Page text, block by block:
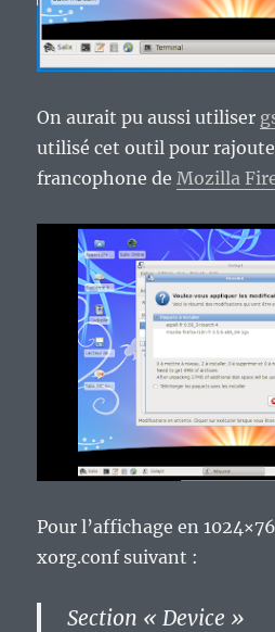
On aurait pu aussi utiliser
utilisé cet outil pour
francophone deMozilla
Pour l’affichage en
xorg.conf suivant :
Section « Device »